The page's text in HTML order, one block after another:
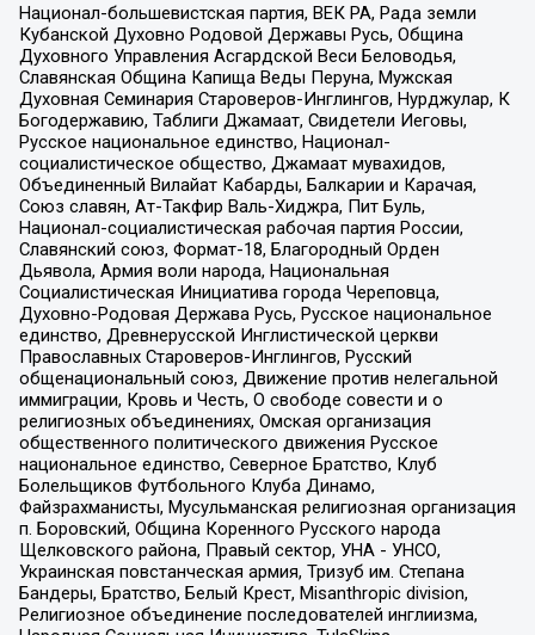
Национал-большевистская партия, ВЕК РА, Рада земли
Кубанской Духовно Родовой Державы Русь, Община
Духовного Управления Асгардской Веси Беловодья,
Славянская Община Капища Веды Перуна, Мужская
Духовная Семинария Староверов-Инглингов, Нурджулар, К
Богодержавию, Таблиги Джамаат, Свидетели Иеговы,
Русское национальное единство, Национал-
социалистическое общество, Джамаат мувахидов,
Объединенный Вилайат Кабарды, Балкарии и Карачая,
Союз славян, Ат-Такфир Валь-Хиджра, Пит Буль,
Национал-социалистическая рабочая партия России,
Славянский союз, Формат-18, Благородный Орден
Дьявола, Армия воли народа, Национальная
Социалистическая Инициатива города Череповца,
Духовно-Родовая Держава Русь, Русское национальное
единство, Древнерусской Инглистической церкви
Православных Староверов-Инглингов, Русский
общенациональный союз, Движение против нелегальной
иммиграции, Кровь и Честь, О свободе совести и о
религиозных объединениях, Омская организация
общественного политического движения Русское
национальное единство, Северное Братство, Клуб
Болельщиков Футбольного Клуба Динамо,
Файзрахманисты, Мусульманская религиозная организация
п. Боровский, Община Коренного Русского народа
Щелковского района, Правый сектор, УНА - УНСО,
Украинская повстанческая армия, Тризуб им. Степана
Бандеры, Братство, Белый Крест, Misanthropic division,
Религиозное объединение последователей инглиизма,